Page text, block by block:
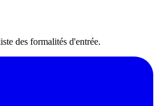
des formalités d'entrée.